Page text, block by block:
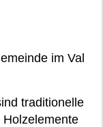
im Val
traditionelle
Holzelemente